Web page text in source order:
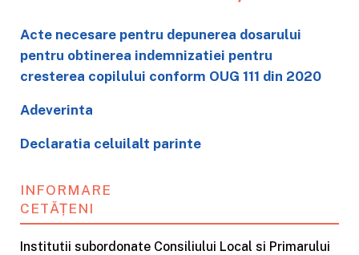
Acte necesare pentru depunerea dosarului
pentru obtinerea indemnizatiei pentru
cresterea copilului conform OUG 111 din 2020
Adeverinta
Declaratia celuilalt parinte
INFORMARE
CETĂȚENI
Institutii subordonate Consiliului Local si Primarului